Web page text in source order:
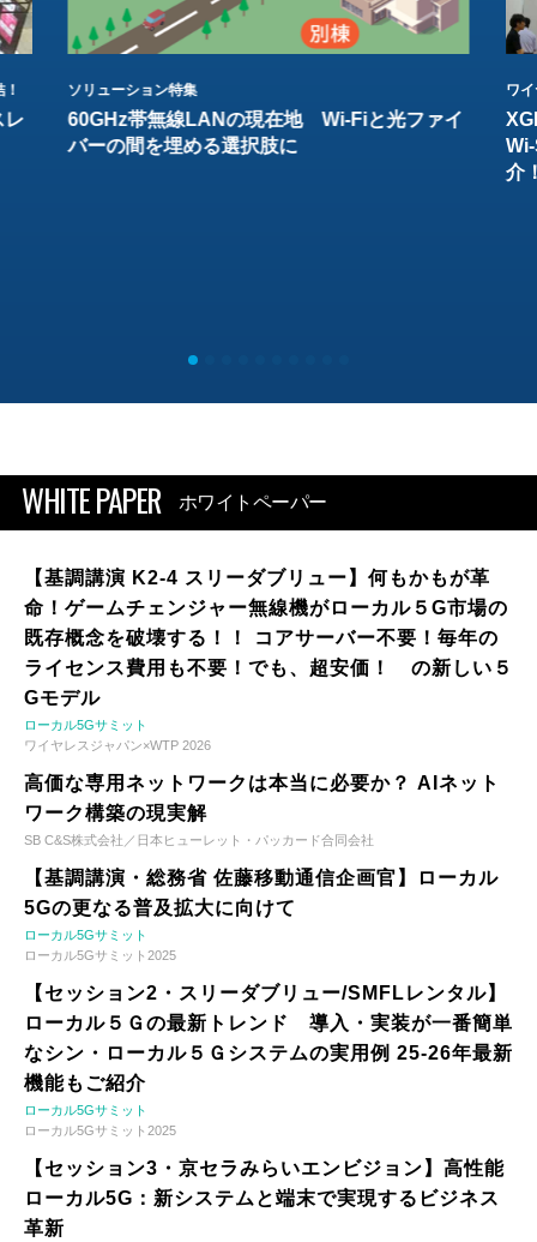
レ
ソリューション特集
60GHz帯無線LANの現在地 Wi-Fiと光ファイ
バーの間を埋める選択肢に
ワ
介
WHITE PAPER ホワイトペーパー
【基調講演 K2-4 スリーダブリュー】何もかもが革
命！ゲームチェンジャー無線機がローカル５G市場の
既存概念を破壊する！！ コアサーバー不要！毎年の
ライセンス費用も不要！でも、超安価！ の新しい５
Gモデル
ローカル5Gサミット
ワイヤレスジャパン×WTP 2026
高価な専用ネットワークは本当に必要か？ AIネット
ワーク構築の現実解
SB C&S株式会社／日本ヒューレット・パッカード合同会社
【基調講演・総務省 佐藤移動通信企画官】ローカル
5Gの更なる普及拡大に向けて
ローカル5Gサミット
ローカル5Gサミット2025
【セッション2・スリーダブリュー/SMFLレンタル】
ローカル５Ｇの最新トレンド 導入・実装が一番簡単
なシン・ローカル５Ｇシステムの実用例 25-26年最新
機能もご紹介
ローカル5Gサミット
ローカル5Gサミット2025
【セッション3・京セラみらいエンビジョン】高性能
ローカル5G：新システムと端末で実現するビジネス
革新